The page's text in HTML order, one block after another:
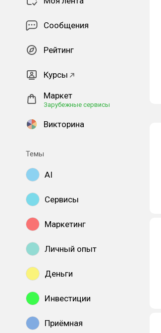
Сообщения
Рейтинг
Курсы
Маркет
Зарубежные сервисы
Викторина
Темы
AI
Сервисы
Маркетинг
Личный опыт
Деньги
Инвестиции
Приёмная